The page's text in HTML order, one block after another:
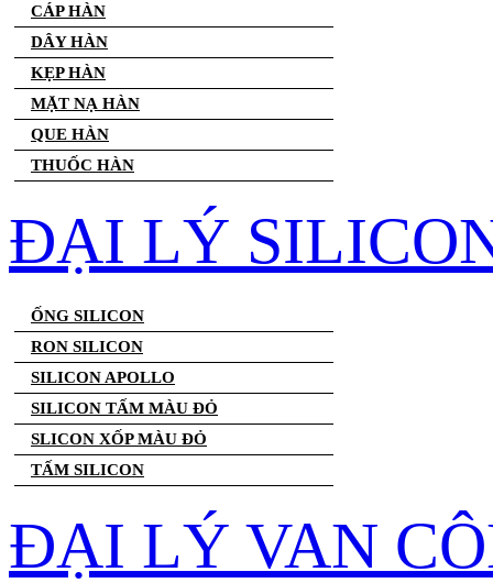
CÁP HÀN
DÂY HÀN
KẸP HÀN
MẶT NẠ HÀN
QUE HÀN
THUỐC HÀN
ĐẠI LÝ
ỐNG SILICON
RON SILICON
SILICON APOLLO
SILICON TẤM MÀU ĐỎ
SLICON XỐP MÀU ĐỎ
TẤM SILICON
ĐẠI LÝ VAN